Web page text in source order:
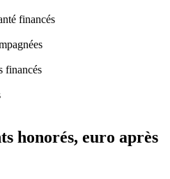
financés
financés
honorés, euro après